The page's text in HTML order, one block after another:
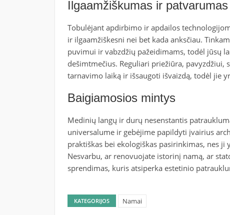
Ilgaamžiškumas ir patvarumas
Tobulėjant apdirbimo ir apdailos
ir ilgaamžiškesni nei bet kada anksčiau.
puvimui ir vabzdžių pažeidimams, todėl jūsų
dešimtmečius. Reguliari priežiūra,
tarnavimo laiką ir išsaugoti išvaizdą, todėl jie
Baigiamosios mintys
Medinių langų ir durų nesenstantis
universalume ir gebėjime papildyti įvairius
praktiškas bei ekologiškas pasirinkimas, nes
Nesvarbu, ar renovuojate istorinį namą, ar
sprendimas, kuris atsiperka estetinio
KATEGORIJOS Namai